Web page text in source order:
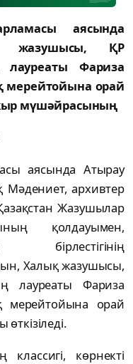
аясында
жазушысы, ҚР
Фариза
орай
мүшәйрасының
аясында Атырау
Мәдениет, архивтер
Жазушылар
қолдауымен,
Халық жазушысы,
лауреаты Фариза
орай
көрнекті